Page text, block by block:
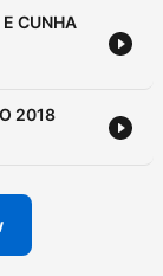
CUNHA
2018